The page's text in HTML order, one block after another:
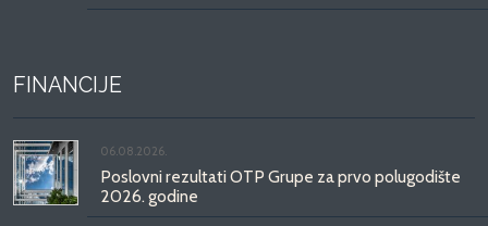
FINANCIJE
06.08.2026.
Poslovni rezultati OTP Grupe za prvo polugodište
2026. godine